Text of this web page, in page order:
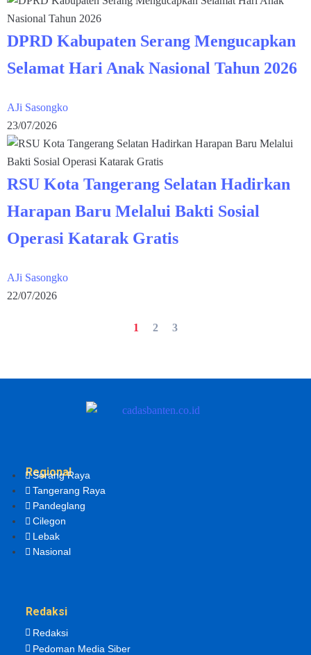
DPRD Kabupaten Serang Mengucapkan
Selamat Hari Anak Nasional Tahun 2026
AJi Sasongko
23/07/2026
RSU Kota Tangerang Selatan Hadirkan
Harapan Baru Melalui Bakti Sosial
Operasi Katarak Gratis
AJi Sasongko
22/07/2026
1 2 3
Regional
Serang Raya
Tangerang Raya
Pandeglang
Cilegon
Lebak
Nasional
Redaksi
Redaksi
Pedoman Media Siber